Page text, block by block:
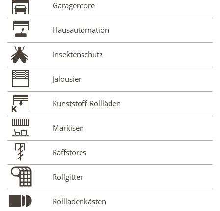
Garagentore
Hausautomation
Insektenschutz
Jalousien
Kunststoff-Rollläden
Markisen
Raffstores
Rollgitter
Rollladenkästen